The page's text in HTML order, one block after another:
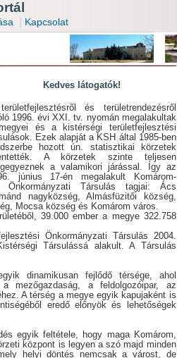
Kapcsolat
Kedves látogatók!
és területrendezésről
1996. évi XXI. tv. nyomán megalakultak
és a kistérségi területfejlesztési
Ezek alapját a KSH által 1985-ben
hozott ún. statisztikai körzetek
A körzetek szinte teljesen
a valamikori járással. Így az
június 17-én megalakult Komárom-
Önkormányzati Társulás tagjai: Ács
nagyközség, Almásfüzitői község,
Mocsa község és Komárom város.
39.000 ember a megye 322.758
Önkormányzati Társulás 2004.
Társulássá alakult. A Társulás
dinamikusan fejlődő térsége, ahol
a feldolgozóipar, az
A térség a megye egyik kapujaként is
eredő előnyök és lehetőségek
egyik feltétele, hogy maga Komárom,
központ is legyen a szó majd minden
helyi döntés nemcsak a várost, de